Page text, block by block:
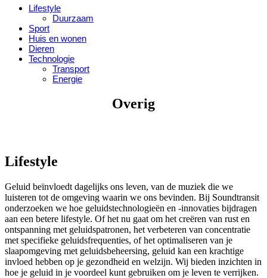
Lifestyle
Duurzaam
Sport
Huis en wonen
Dieren
Technologie
Transport
Energie
Overig
Lifestyle
Geluid beïnvloedt dagelijks ons leven, van de muziek die we
luisteren tot de omgeving waarin we ons bevinden. Bij Soundtransit
onderzoeken we hoe geluidstechnologieën en -innovaties bijdragen
aan een betere lifestyle. Of het nu gaat om het creëren van rust en
ontspanning met geluidspatronen, het verbeteren van concentratie
met specifieke geluidsfrequenties, of het optimaliseren van je
slaapomgeving met geluidsbeheersing, geluid kan een krachtige
invloed hebben op je gezondheid en welzijn. Wij bieden inzichten in
hoe je geluid in je voordeel kunt gebruiken om je leven te verrijken.